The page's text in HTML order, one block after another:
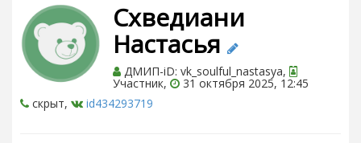
Схведиани
Настасья
ДМИП-iD: vk_soulful_nastasya,
Участник,
31 октября 2025, 12:45
скрыт,
id434293719